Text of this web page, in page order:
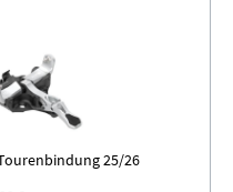
25/26